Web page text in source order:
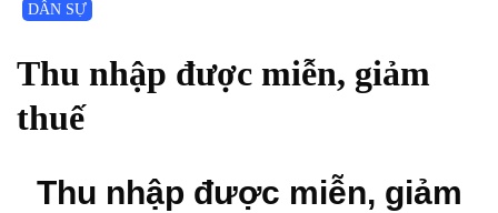
DÂN SỰ
Thu nhập được miễn, giảm
thuế
Thu nhập được miễn, giảm